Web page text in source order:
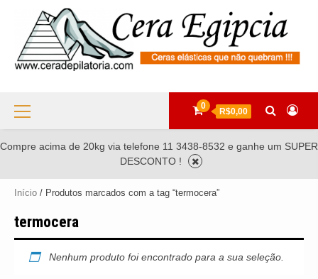
content
Primary
Menu
0
R$0,00
Compre acima de 20kg via telefone 11 3438-8532 e ganhe um SUPER
DESCONTO !
Início / Produtos marcados com a tag “termocera”
termocera
Nenhum produto foi encontrado para a sua seleção.